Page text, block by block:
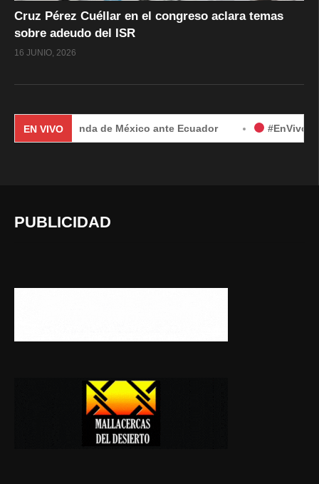
Cruz Pérez Cuéllar en el congreso aclara temas
sobre adeudo del ISR
16 JUNIO, 2026
EN VIVOde México ante Ecuador #EnVivo |
PUBLICIDAD